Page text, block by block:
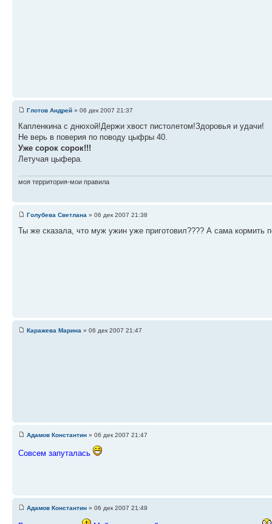
Глотов Андрей » 06 дек 2007 21:37
Капленкина с днюхой!Держи хвост пистолетом!Здоровья и удачи!
Не верь в поверия по поводу цыфры 40.
Уже сорок сорок!!!
Летучая цыфера.
моя территория-мои правила
Голубева Светлана » 06 дек 2007 21:38
Ты же сказала, что муж ужин уже приготовил???? А сама кормить
Каражева Марина » 06 дек 2007 21:47
Адамов Константин » 06 дек 2007 21:47
Совсем запуталась
Адамов Константин » 06 дек 2007 21:49